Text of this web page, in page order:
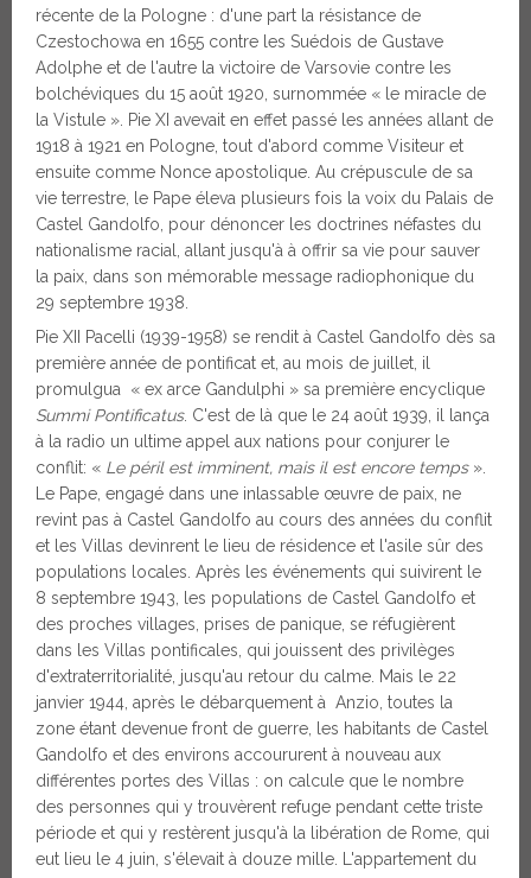
récente de la Pologne : d'une part la résistance de
Czestochowa en 1655 contre les Suédois de Gustave
Adolphe et de l'autre la victoire de Varsovie contre les
bolchéviques du 15 août 1920, surnommée « le miracle de
la Vistule ». Pie XI avevait en effet passé les années allant de
1918 à 1921 en Pologne, tout d'abord comme Visiteur et
ensuite comme Nonce apostolique. Au crépuscule de sa
vie terrestre, le Pape éleva plusieurs fois la voix du Palais de
Castel Gandolfo, pour dénoncer les doctrines néfastes du
nationalisme racial, allant jusqu'à à offrir sa vie pour sauver
la paix, dans son mémorable message radiophonique du
29 septembre 1938.
Pie XII Pacelli (1939-1958) se rendit à Castel Gandolfo dès sa
première année de pontificat et, au mois de juillet, il
promulgua « ex arce Gandulphi » sa première encyclique
Summi Pontificatus. C'est de là que le 24 août 1939, il lança
à la radio un ultime appel aux nations pour conjurer le
conflit: « Le péril est imminent, mais il est encore temps».
Le Pape, engagé dans une inlassable œuvre de paix, ne
revint pas à Castel Gandolfo au cours des années du conflit
et les Villas devinrent le lieu de résidence et l'asile sûr des
populations locales. Après les événements qui suivirent le
8 septembre 1943, les populations de Castel Gandolfo et
des proches villages, prises de panique, se réfugièrent
dans les Villas pontificales, qui jouissent des privilèges
d'extraterritorialité, jusqu'au retour du calme. Mais le 22
janvier 1944, après le débarquement à Anzio, toutes la
zone étant devenue front de guerre, les habitants de Castel
Gandolfo et des environs accoururent à nouveau aux
différentes portes des Villas : on calcule que le nombre
des personnes qui y trouvèrent refuge pendant cette triste
période et qui y restèrent jusqu'à la libération de Rome, qui
eut lieu le 4 juin, s'élevait à douze mille. L'appartement du